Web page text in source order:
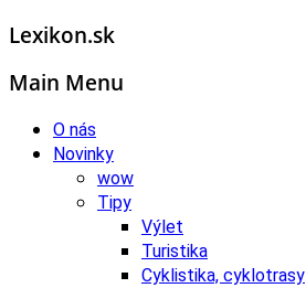
Lexikon.sk
Main Menu
O nás
Novinky
wow
Tipy
Výlet
Turistika
Cyklistika, cyklotrasy